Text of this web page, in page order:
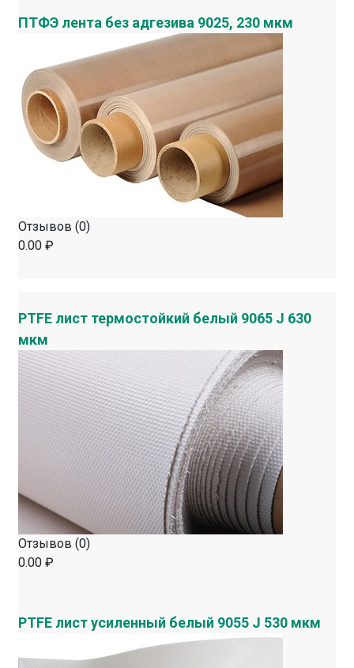
ПТФЭ лента без адгезива 9025, 230 мкм
Отзывов (0)
0.00 ₽
PTFE лист термостойкий белый 9065 J 630
мкм
Отзывов (0)
0.00 ₽
PTFE лист усиленный белый 9055 J 530 мкм